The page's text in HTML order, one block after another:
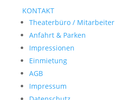
KONTAKT
Theaterbüro / Mitarbeiter
Anfahrt & Parken
Impressionen
Einmietung
AGB
Impressum